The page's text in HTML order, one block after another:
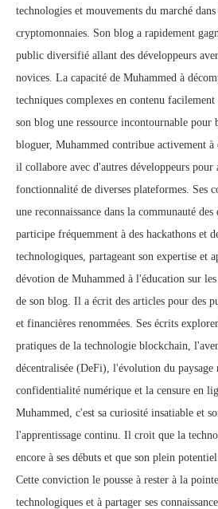
technologies et mouvements du marché
cryptomonnaies. Son blog a rapidement
public diversifié allant des développeurs
novices. La capacité de Muhammed à
techniques complexes en contenu
son blog une ressource incontournable pour
bloguer, Muhammed contribue activement à
il collabore avec d'autres développeurs
fonctionnalité de diverses plateformes. Ses
une reconnaissance dans la communauté
participe fréquemment à des hackathons et
technologiques, partageant son expertise et
dévotion de Muhammed à l'éducation sur
de son blog. Il a écrit des articles pour des
et financières renommées. Ses écrits
pratiques de la technologie blockchain,
décentralisée (DeFi), l'évolution du paysage
confidentialité numérique et la censure en
Muhammed, c'est sa curiosité insatiable et
l'apprentissage continu. Il croit que la
encore à ses débuts et que son plein
Cette conviction le pousse à rester à la
technologiques et à partager ses